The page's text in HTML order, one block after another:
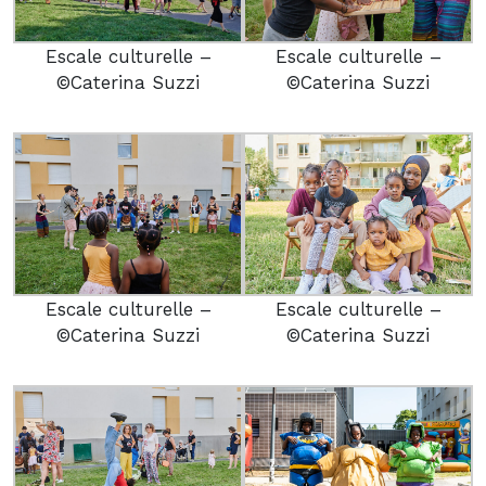
Escale culturelle –
©Caterina Suzzi
Escale culturelle –
©Caterina Suzzi
Escale culturelle –
©Caterina Suzzi
Escale culturelle –
©Caterina Suzzi